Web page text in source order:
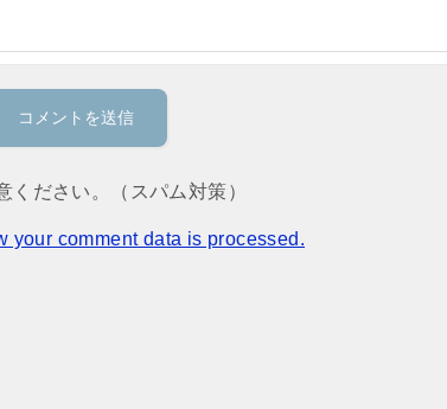
ださい。（スパム対策）
your comment data is processed.